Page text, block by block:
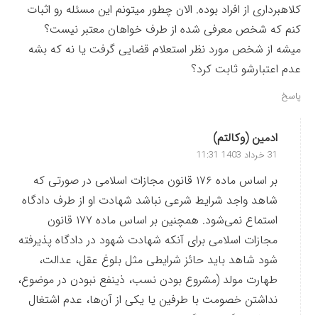
کلاهبرداری از افراد بوده. الان چطور میتونم این مسئله رو اثبات
کنم که شخص معرفی شده از طرف خواهان معتبر نیست؟
میشه از شخص مورد نظر استعلام قضایی گرفت یا نه که بشه
عدم اعتبارشو ثابت کرد؟
پاسخ
ادمین (وکالتم)
31 خرداد 1403 11:31
بر اساس ماده ۱۷۶ قانون مجازات اسلامی در صورتی که
شاهد واجد شرایط شرعی نباشد شهادت او از طرف دادگاه
استماع نمی‌شود. همچنین بر اساس ماده ۱۷۷ قانون
مجازات اسلامی برای آنکه شهادت شهود در دادگاه پذیرفته
شود شاهد باید حائز شرایطی مثل بلوغ عقل، عدالت،
طهارت مولد (مشروع بودن نسب، ذینفع نبودن در موضوع،
نداشتن خصومت با طرفین یا یکی از آن‌ها، عدم اشتغال